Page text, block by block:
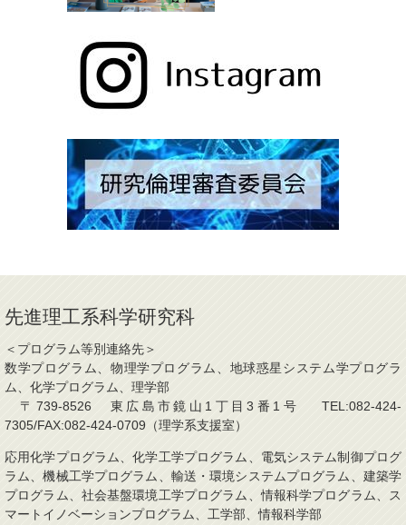
先進理工系科学研究科
＜プログラム等別連絡先＞
数学プログラム、物理学プログラム、地球惑星システム学プログラ
ム、化学プログラム、理学部
〒739-8526 東広島市鏡山1丁目3番1号 TEL:082-424-
7305/FAX:082-424-0709（理学系支援室）
応用化学プログラム、化学工学プログラム、電気システム制御プログ
ラム、機械工学プログラム、輸送・環境システムプログラム、建築学
プログラム、社会基盤環境工学プログラム、情報科学プログラム、ス
マートイノベーションプログラム、工学部、情報科学部